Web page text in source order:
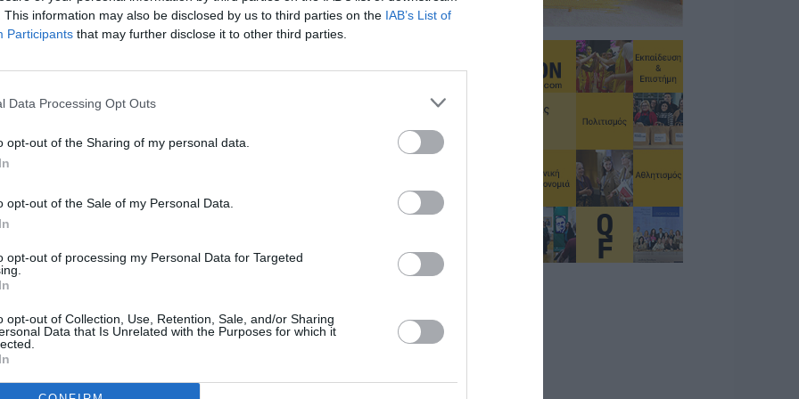
This information may also be disclosed by us to third parties on the IAB’s List of
Participants that may further disclose it to other third parties.
Data Processing Opt Outs
opt-out of the Sharing of my personal data.
opt-out of the Sale of my Personal Data.
opt-out of processing my Personal Data for Targeted
opt-out of Collection, Use, Retention, Sale, and/or Sharing
Data that Is Unrelated with the Purposes for which it
στον Πανελλαδικό Ταυτόχρονο Δημόσιο Θηλασμό